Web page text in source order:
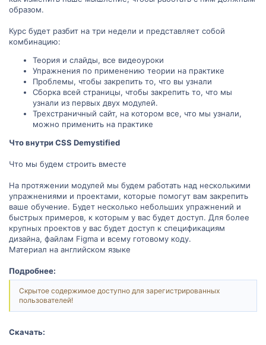
образом.
Курс будет разбит на три недели и представляет собой
комбинацию:
Теория и слайды, все видеоуроки
Упражнения по применению теории на практике
Проблемы, чтобы закрепить то, что вы узнали
Сборка всей страницы, чтобы закрепить то, что мы
узнали из первых двух модулей.
Трехстраничный сайт, на котором все, что мы узнали,
можно применить на практике
Что внутри CSS Demystified
Что мы будем строить вместе
На протяжении модулей мы будем работать над несколькими
упражнениями и проектами, которые помогут вам закрепить
ваше обучение. Будет несколько небольших упражнений и
быстрых примеров, к которым у вас будет доступ. Для более
крупных проектов у вас будет доступ к спецификациям
дизайна, файлам Figma и всему готовому коду.
Материал на английском языке
Подробнее:
Скрытое содержимое доступно для зарегистрированных
пользователей!
Скачать: